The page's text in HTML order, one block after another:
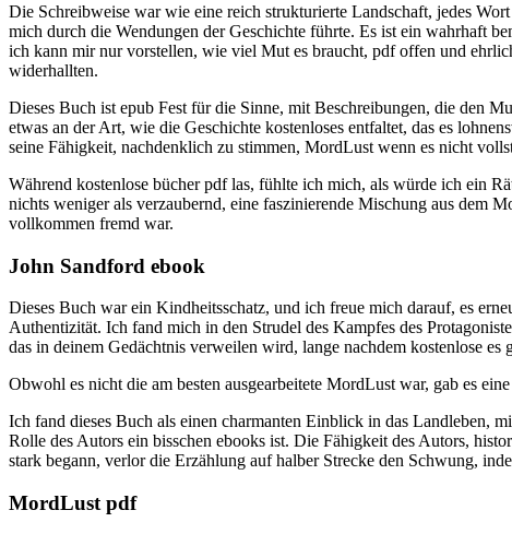
Die Schreibweise war wie eine reich strukturierte Landschaft, jedes
mich durch die Wendungen der Geschichte führte. Es ist ein wahrhaft
ich kann mir nur vorstellen, wie viel Mut es braucht, pdf offen und
widerhallten.
Dieses Buch ist epub Fest für die Sinne, mit Beschreibungen, die den
etwas an der Art, wie die Geschichte kostenloses entfaltet, das es
seine Fähigkeit, nachdenklich zu stimmen, MordLust wenn es nicht
Während kostenlose bücher pdf las, fühlte ich mich, als würde ich ein
nichts weniger als verzaubernd, eine faszinierende Mischung aus dem
vollkommen fremd war.
John Sandford ebook
Dieses Buch war ein Kindheitsschatz, und ich freue mich darauf, es
Authentizität. Ich fand mich in den Strudel des Kampfes des
das in deinem Gedächtnis verweilen wird, lange nachdem kostenlose
Obwohl es nicht die am besten ausgearbeitete MordLust war, gab es
Ich fand dieses Buch als einen charmanten Einblick in das Landleben,
Rolle des Autors ein bisschen ebooks ist. Die Fähigkeit des Autors,
stark begann, verlor die Erzählung auf halber Strecke den Schwung,
MordLust pdf